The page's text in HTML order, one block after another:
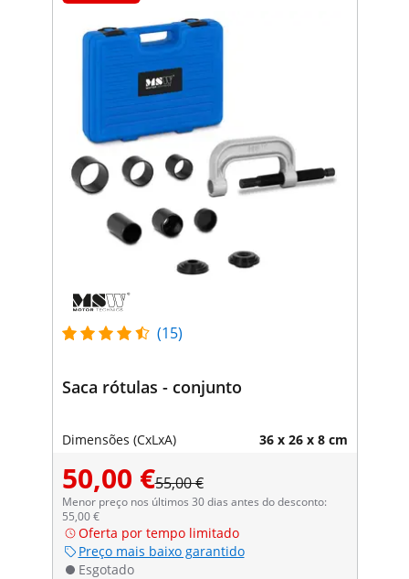
(15)
Saca rótulas - conjunto
Dimensões (CxLxA) 36 x 26 x 8 cm
50,00 €55,00 €
Menor preço nos últimos 30 dias antes do desconto:
55,00 €
Oferta por tempo limitado
Preço mais baixo garantido
Esgotado